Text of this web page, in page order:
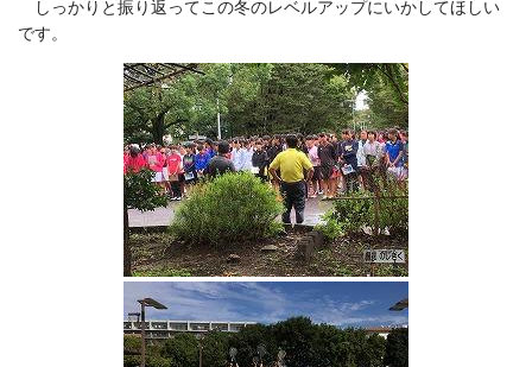
しっかりと振り返ってこの冬のレベルアップにいかしてほしい
です。